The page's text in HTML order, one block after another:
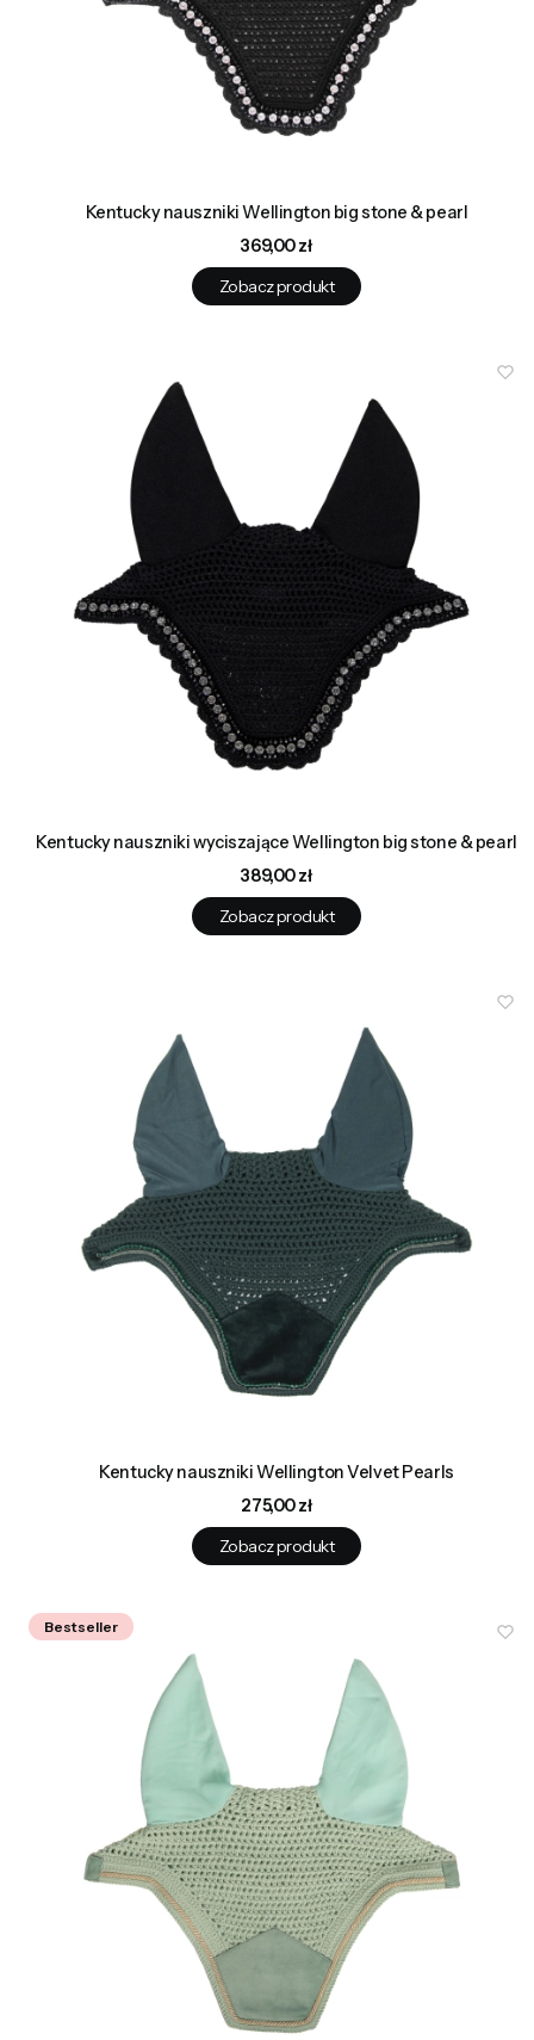
Kentucky nauszniki Wellington big stone & pearl
Cena
369,00 zł
Zobacz produkt
Kentucky nauszniki wyciszające Wellington big stone & pearl
Cena
389,00 zł
Zobacz produkt
Kentucky nauszniki Wellington Velvet Pearls
Cena
275,00 zł
Zobacz produkt
Bestseller